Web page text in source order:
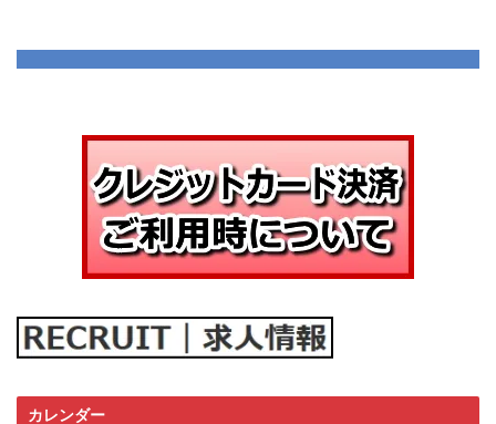
カレンダー